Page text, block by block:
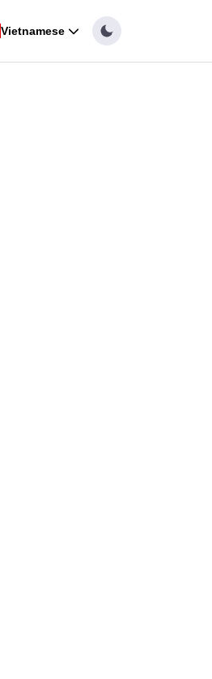
Vietnamese